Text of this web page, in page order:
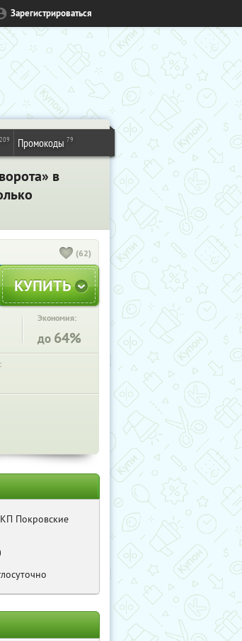
Зарегистрироваться
209 Промокоды 79
в
(62)
Экономия:
до 64%
Покровские